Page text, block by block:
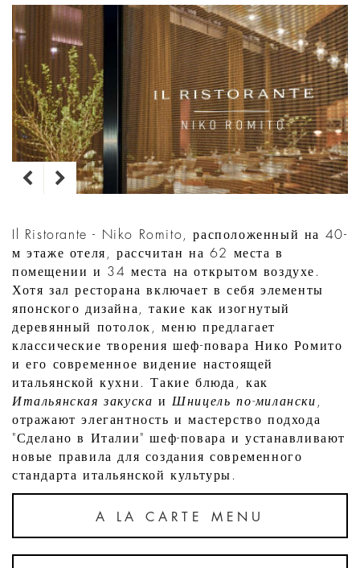
Il Ristorante - Niko Romito, расположенный на 40-
м этаже отеля, рассчитан на 62 места в
помещении и 34 места на открытом воздухе.
Хотя зал ресторана включает в себя элементы
японского дизайна, такие как изогнутый
деревянный потолок, меню предлагает
классические творения шеф-повара Нико Ромито
и его современное видение настоящей
итальянской кухни. Такие блюда, как
Итальянская закуска иШницель по-милански ,
отражают элегантность и мастерство подхода
"Сделано в Италии" шеф-повара и устанавливают
новые правила для создания современного
стандарта итальянской культуры.
A LA CARTE MENU